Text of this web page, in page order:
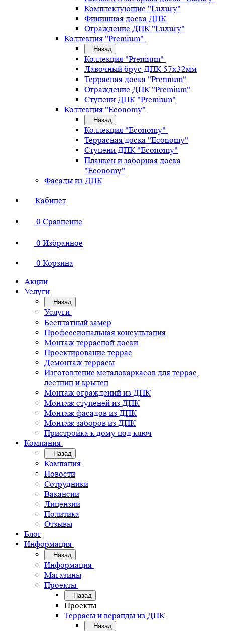
Комплектующие "Luxury"
Финишная доска ДПК
Ограждение ДПК "Luxury"
Коллекция "Premium"
Назад
Коллекция "Premium"
Лавочный брус ДПК 57х32мм
Террасная доска "Premium"
Ограждение ДПК "Premium"
Ступени ДПК "Premium"
Коллекция "Economy"
Назад
Коллекция "Economy"
Террасная доска "Economy"
Ступени ДПК "Economy"
Планкен и заборная доска
"Economy"
Фасады из ДПК
Кабинет
0 Сравнение
0 Избранное
0 Корзина
Акции
Услуги
Назад
Услуги
Бесплатный замер
Профессиональная консультация
Монтаж террасной доски
Проектирование террас
Демонтаж террасы
Изготовление металокаркасов для террас,
лестниц и крылец
Монтаж ограждений из ДПК
Монтаж ступеней из ДПК
Монтаж фасадов из ДПК
Монтаж заборов из ДПК
Пристройка к дому под ключ
Компания
Назад
Компания
Новости
Сотрудники
Вакансии
Лицензии
Политика
Отзывы
Блог
Информация
Назад
Информация
Магазины
Проекты
Назад
Проекты
Террасы и веранды из ДПК
Назад